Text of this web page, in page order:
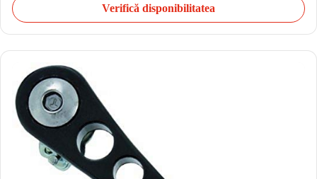
Verifică disponibilitatea